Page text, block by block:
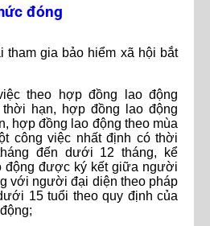
đóng
tham gia bảo hiểm xã hội bắt
theo hợp đồng lao động
thời hạn, hợp đồng lao động
hợp đồng lao động theo mùa
công việc nhất định có thời
đến dưới 12 tháng, kể
động được ký kết giữa người
với người đại diện theo pháp
15 tuổi theo quy định của